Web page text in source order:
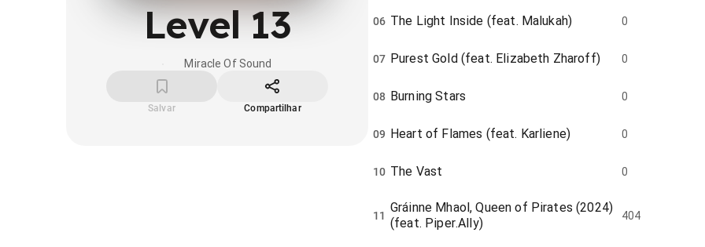
Level 13
Miracle Of Sound
Salvar Compartilhar
06 The Light Inside (feat. Malukah) 0
07 Purest Gold (feat. Elizabeth Zharoff) 0
08 Burning Stars 0
09 Heart of Flames (feat. Karliene) 0
10 The Vast 0
11
Gráinne Mhaol, Queen of Pirates (2024)
(feat. Piper.Ally)
404